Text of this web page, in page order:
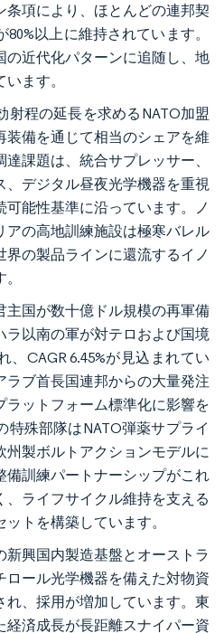
条項により、ほとんどの連邦契
以上に維持されています。
の近代化パターンに追随し、地
ます。
射程の延長を求めるNATO加盟
装備を通じて相当のシェアを維
課題は、統合サプレッサー、
、デジタル昼夜光学機器を重視
可能性基準に沿っています。ノ
アの高地訓練施設は極寒バレル
の製品ラインに還流するイノ
主国が数十億ドル規模の再軍備
ラ以南の軍が対テロおよび国境
CAGR 6.45%が見込まれてい
ラブ首長国連邦からの大量発注
ラットフォーム標準化に影響を
特殊部隊はNATO弾薬サプライ
製ボルトアクションモデルに
備訓練パートナーシップがこれ
、ライフサイクル維持を支える
トを構築しています。
新興国内製造基盤とオーストラ
ロール光学機器を備えた対物資
れ、採用が増加しています。東
済成長が長距離スナイパー資